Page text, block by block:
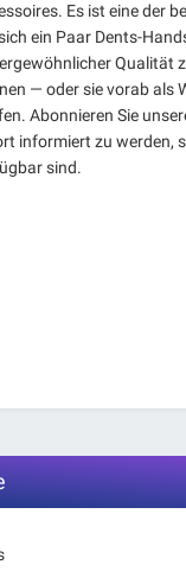
Es ist eine der
ein Paar Dents-
Qualität
— oder sie vorab als
Abonnieren Sie
informiert zu werden,
sind.